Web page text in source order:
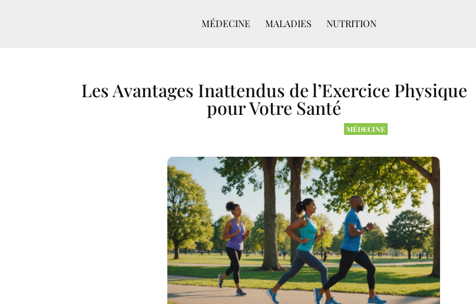
MÉDECINE MALADIES NUTRITION
Les Avantages Inattendus de l’Exercice Physique
pour Votre Santé
MÉDECINE